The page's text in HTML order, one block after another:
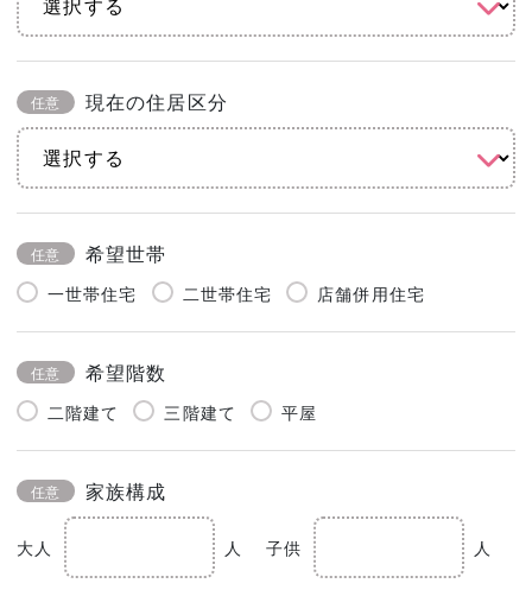
任意 現在の住居区分
任意 希望世帯
一世帯住宅 二世帯住宅 店舗併用住宅
任意 希望階数
二階建て 三階建て 平屋
任意 家族構成
大人 人 子供 人